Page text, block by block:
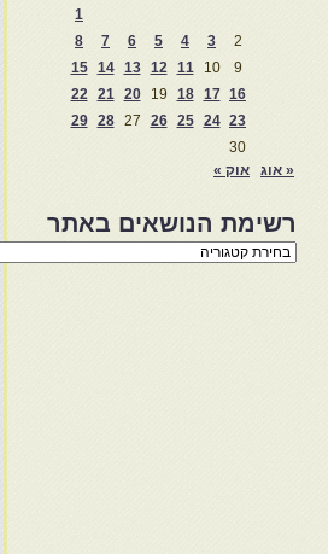
1
2
3
4
5
6
7
8
9
10
11
12
13
14
15
16
17
18
19
20
21
22
23
24
25
26
27
28
29
30
« אוג
אוק »
רשימת הנושאים באתר
רשימת
הנושאים